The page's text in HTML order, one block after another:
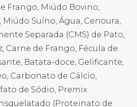
Frango, Miúdo Bovino,
Suíno, Água, Cenoura,
Separada (CMS) de Pato,
Carne de Frango, Fécula de
Batata-doce, Gelificante,
Carbonato de Cálcio,
de Sódio, Premix
(Proteinato de